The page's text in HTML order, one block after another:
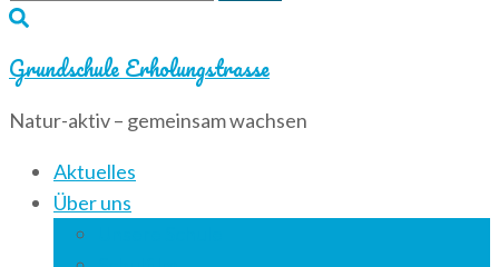
for:
Grundschule Erholungstrasse
Natur-aktiv – gemeinsam wachsen
Aktuelles
Über uns